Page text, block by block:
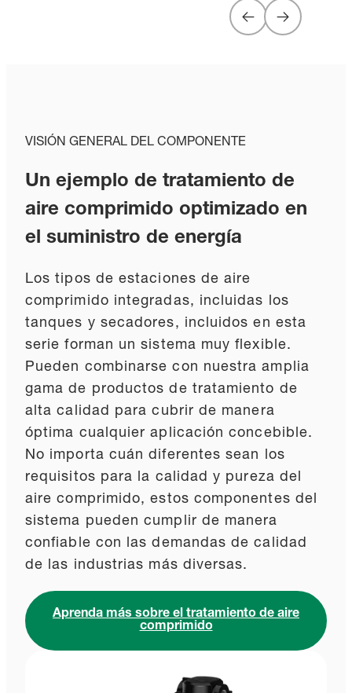
VISIÓN GENERAL DEL COMPONENTE
Un ejemplo de tratamiento de
aire comprimido optimizado en
el suministro de energía
Los tipos de estaciones de aire
comprimido integradas, incluidas los
tanques y secadores, incluidos en esta
serie forman un sistema muy flexible.
Pueden combinarse con nuestra amplia
gama de productos de tratamiento de
alta calidad para cubrir de manera
óptima cualquier aplicación concebible.
No importa cuán diferentes sean los
requisitos para la calidad y pureza del
aire comprimido, estos componentes del
sistema pueden cumplir de manera
confiable con las demandas de calidad
de las industrias más diversas.
Aprenda más sobre el tratamiento de aire
comprimido